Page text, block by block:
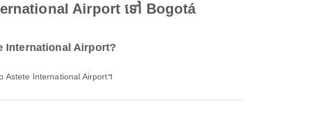
Airport ទៅ Bogotá
International Airport?
International Airport។